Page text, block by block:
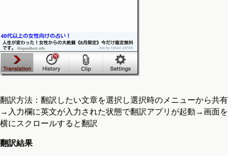
翻訳方法：翻訳したい文章を選択し選択時のメニューから共有
→入力欄に英文が入力された状態で翻訳アプリが起動→画面を
横にスクロールすると翻訳
翻訳結果